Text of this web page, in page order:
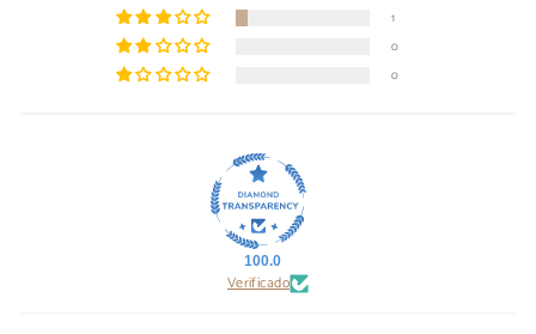
1
0
0
100.0
Verificado